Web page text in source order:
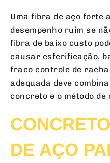
Uma fibra de aço forte
desempenho ruim se
fibra de baixo custo
causar esferificação,
fraco controle de
adequada deve
concreto e o método
DE AÇO